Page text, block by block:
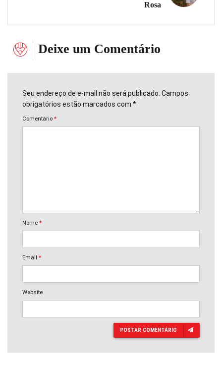
Rosa
Deixe um Comentário
Seu endereço de e-mail não será publicado. Campos
obrigatórios estão marcados com *
Comentário *
Nome *
Email *
Website
POSTAR COMENTÁRIO